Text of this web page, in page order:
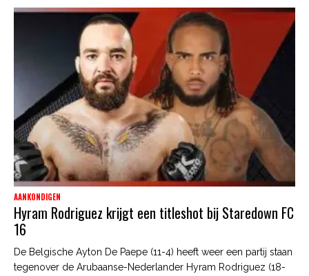
AANKONDIGEN
Hyram Rodriguez krijgt een titleshot bij Staredown FC
16
De Belgische Ayton De Paepe (11-4) heeft weer een partij staan
tegenover de Arubaanse-Nederlander Hyram Rodriguez (18-